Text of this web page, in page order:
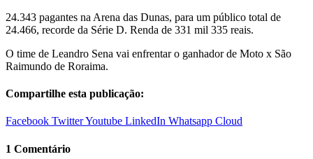
24.343 pagantes na Arena das Dunas, para um público total de
24.466, recorde da Série D. Renda de 331 mil 335 reais.
O time de Leandro Sena vai enfrentar o ganhador de Moto x São
Raimundo de Roraima.
Compartilhe esta publicação:
Facebook TwitterYoutube LinkedIn Whatsapp Cloud
1 Comentário